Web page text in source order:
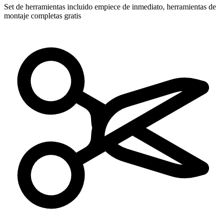
Set de herramientas incluido empiece de inmediato, herramientas de
montaje completas gratis